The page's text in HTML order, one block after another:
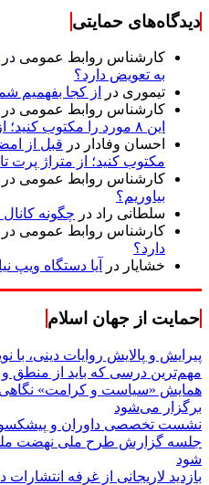
دیدگاه‌های حمایتی
کارشناس روابط عمومی در
به تعویض دارد؟
تیموری در
از کجا بفهمیم
کارشناس روابط عمومی در
این ۸ مورد را مکتوب کنید؛ از متراژ پرت تا ضمانت نصب
احسان وفادار در
مکتوب کنید؛ از متراژ
کارشناس روابط عمومی در
بیاوریم؟
سلطانی راد در چگونه کانال
کارشناس روابط عمومی در
دارد؟
خشایار در آیا دستگاه ویپ
حمایت از جهان اسلام
پیرایش و پالایش روایات دینی، با
مهم‌ترین درسی که باید از
همایش «سیاست و کرامت»
برگزار می‌شود
نشست تخصصی داوران و
جلسه گزارش طرح ملی نهضت ملی
شود
بازدید لاریجانی از غرفه